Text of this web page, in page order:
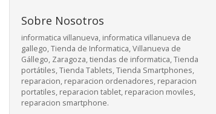
Sobre Nosotros
informatica villanueva, informatica villanueva de
gallego, Tienda de Informatica, Villanueva de
Gállego, Zaragoza, tiendas de informatica, Tienda
portátiles, Tienda Tablets, Tienda Smartphones,
reparacion, reparacion ordenadores, reparacion
portatiles, reparacion tablet, reparacion moviles,
reparacion smartphone.